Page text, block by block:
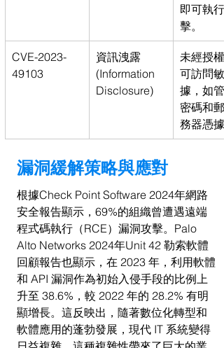
即可執行
擊。
CVE-2023-
49103
資訊洩露
(Information
Disclosure)
未經授權
可訪問敏
據，如管
密碼和郵
務器憑據
漏洞緩解策略與應對
根據Check Point Software 2024年網路
安全報告顯示，69%的組織曾遭遇遠端
程式碼執行（RCE）漏洞攻擊。Palo
Alto Networks 2024年Unit 42 勒索軟體
回顧報告也顯示，在 2023 年，利用軟體
和 API 漏洞作為初始入侵手段的比例上
升至 38.6%，較 2022 年的 28.2% 有明
顯增長。這反映出，隨著數位化轉型和
軟體應用的蓬勃發展，現代 IT 系統變得